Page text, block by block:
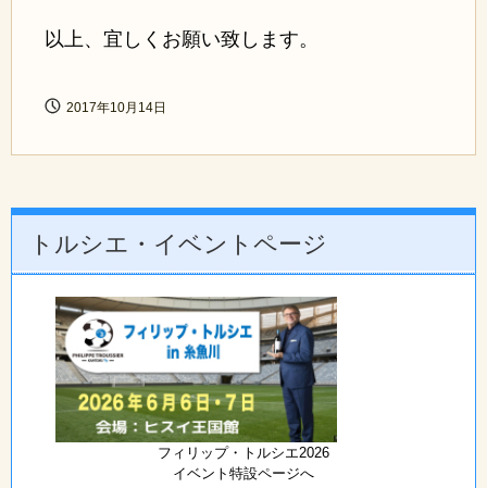
以上、宜しくお願い致します。
2017年10月14日
トルシエ・イベントページ
フィリップ・トルシエ2026
イベント特設ページへ